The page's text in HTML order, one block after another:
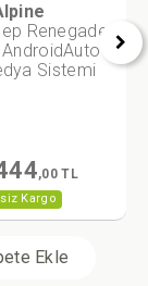
Kargo
Renegade
Sistemi
,00 TL
Ekle